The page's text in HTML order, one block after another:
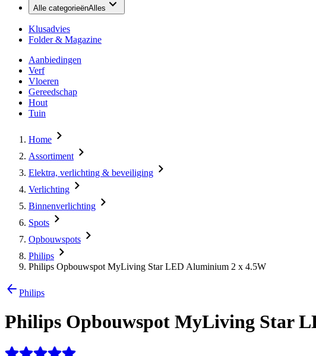
Alle categorieënAlles
Klusadvies
Folder & Magazine
Aanbiedingen
Verf
Vloeren
Gereedschap
Hout
Tuin
Home
Assortiment
Elektra, verlichting & beveiliging
Verlichting
Binnenverlichting
Spots
Opbouwspots
Philips
Philips Opbouwspot MyLiving Star LED Aluminium 2 x 4.5W
Philips
Philips Opbouwspot MyLiving Star